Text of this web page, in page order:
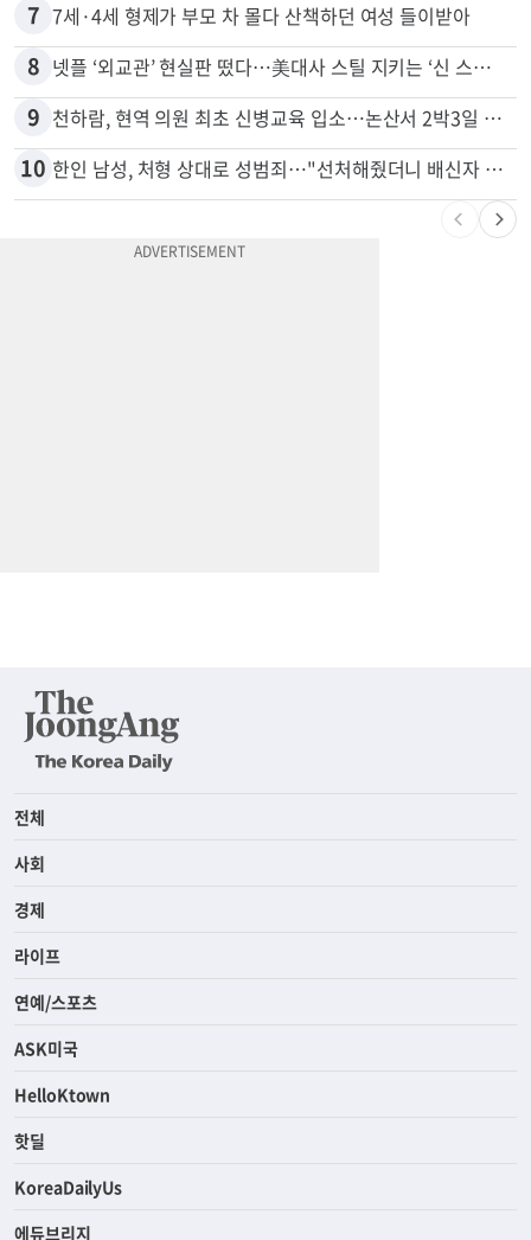
6
7 7세·4세 형제가 부모 차 몰다 산책하던 여성 들이받아
8 넷플 ‘외교관’ 현실판 떴다…美대사 스틸 지키는 ‘신 스틸러’
9 천하람, 현역 의원 최초 신병교육 입소…논산서 2박3일 생활
한인 남성, 처형 상대로 성범죄…"선처해줬더니 배신자 취급"
전체
사회
경제
라이프
연예/스포츠
ASK미국
HelloKtown
핫딜